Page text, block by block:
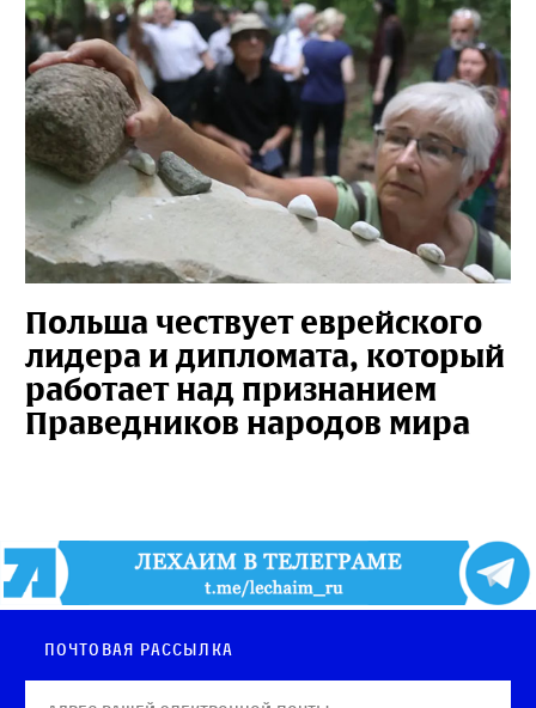
Польша чествует еврейского
лидера и дипломата, который
работает над признанием
Праведников народов мира
Почтовая рассылка